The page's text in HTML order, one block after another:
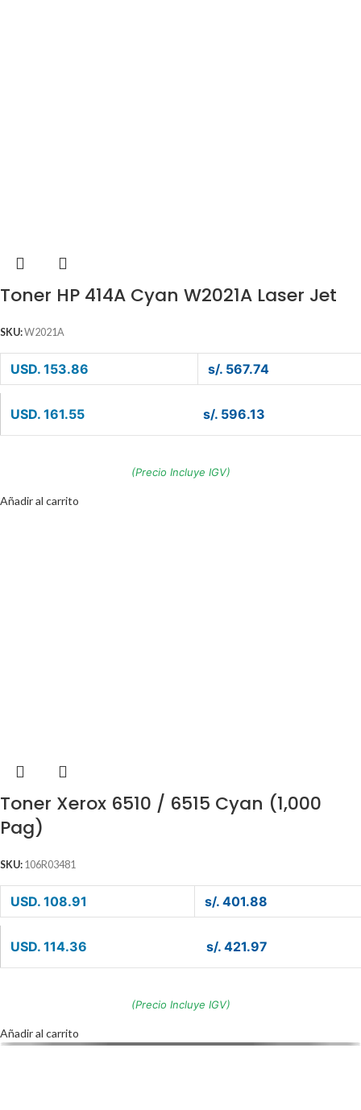
Toner HP 414A Cyan W2021A Laser Jet
SKU:W2021A
USD. 153.86 s/. 567.74
USD. 161.55 s/. 596.13
(Precio Incluye IGV)
Añadir al carrito
Toner Xerox 6510 / 6515 Cyan (1,000
Pag)
SKU: 106R03481
USD. 108.91 s/. 401.88
USD. 114.36 s/. 421.97
(Precio Incluye IGV)
Añadir al carrito